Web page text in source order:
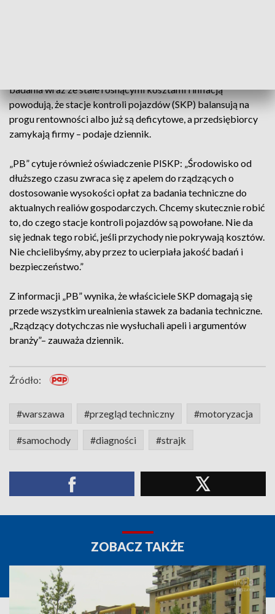
badania wraz ze stale rosnącymi kosztami i inflacją
powodują, że stacje kontroli pojazdów (SKP) balansują na
progu rentowności albo już są deficytowe, a przedsiębiorcy
zamykają firmy – podaje dziennik.
„PB” cytuje również oświadczenie PISKP: „Środowisko od
dłuższego czasu zwraca się z apelem do rządzących o
dostosowanie wysokości opłat za badania techniczne do
aktualnych realiów gospodarczych. Chcemy skutecznie robić
to, do czego stacje kontroli pojazdów są powołane. Nie da
się jednak tego robić, jeśli przychody nie pokrywają kosztów.
Nie chcielibyśmy, aby przez to ucierpiała jakość badań i
bezpieczeństwo.”
Z informacji „PB” wynika, że właściciele SKP domagają się
przede wszystkim urealnienia stawek za badania techniczne.
„Rządzący dotychczas nie wysłuchali apeli i argumentów
branży”– zauważa dziennik.
Źródło:
#warszawa #przegląd techniczny #motoryzacja
#samochody #diagności #strajk
ZOBACZ TAKŻE